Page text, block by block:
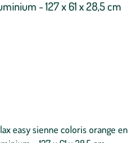
easy sienne coloris orange en